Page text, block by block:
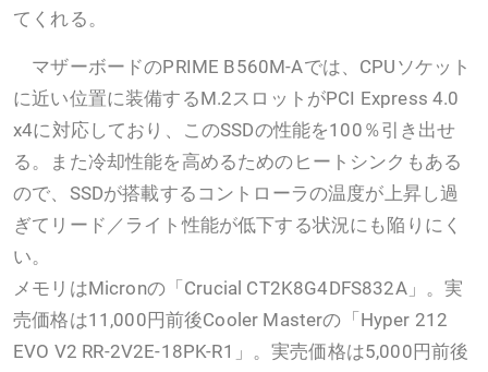
てくれる。
マザーボードのPRIME B560M-Aでは、CPUソケット
に近い位置に装備するM.2スロットがPCI Express 4.0
x4に対応しており、このSSDの性能を100％引き出せ
る。また冷却性能を高めるためのヒートシンクもある
ので、SSDが搭載するコントローラの温度が上昇し過
ぎてリード／ライト性能が低下する状況にも陥りにく
い。
メモリはMicronの「Crucial CT2K8G4DFS832A」。実
売価格は11,000円前後Cooler Masterの「Hyper 212
EVO V2 RR-2V2E-18PK-R1」。実売価格は5,000円前後